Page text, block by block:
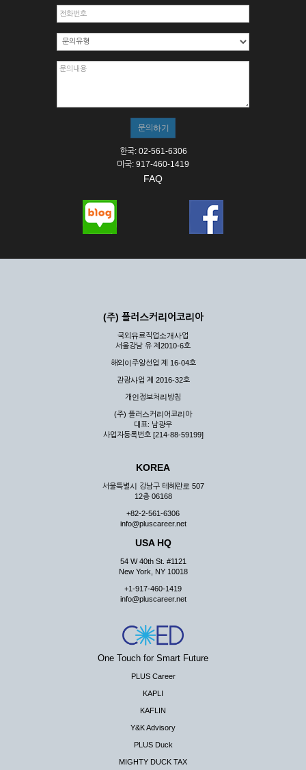
한국: 02-561-6306
미국: 917-460-1419
FAQ
(주) 플러스커리어코리아
국외유료직업소개사업
서울강남 유 제2010-6호
해외이주알선업 제 16-04호
관광사업 제 2016-32호
개인정보처리방침
(주) 플러스커리어코리아
대표: 남광우
사업자등록번호 [214-88-59199]
KOREA
서울특별시 강남구 테헤란로 507
12층 06168
+82-2-561-6306
info@pluscareer.net
USA HQ
54 W 40th St. #1121
New York, NY 10018
+1-917-460-1419
info@pluscareer.net
One Touch for Smart Future
PLUS Career
KAPLI
KAFLIN
Y&K Advisory
PLUS Duck
MIGHTY DUCK TAX